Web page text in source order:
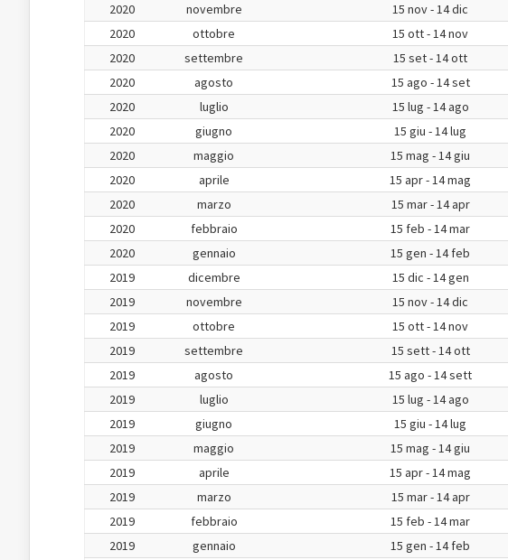
2020
novembre 15 nov - 14 dic
2020
ottobre 15 ott - 14 nov
2020
settembre 15 set - 14 ott
2020
agosto 15 ago - 14 set
2020
luglio 15 lug - 14 ago
2020
giugno 15 giu - 14 lug
2020
maggio 15 mag - 14 giu
2020
aprile 15 apr - 14 mag
2020
marzo 15 mar - 14 apr
2020
febbraio 15 feb - 14 mar
2020
gennaio 15 gen - 14 feb
2019
dicembre 15 dic - 14 gen
2019
novembre 15 nov - 14 dic
2019
ottobre 15 ott - 14 nov
2019
settembre 15 sett - 14 ott
2019
agosto 15 ago - 14 sett
2019
luglio 15 lug - 14 ago
2019
giugno 15 giu - 14 lug
2019
maggio 15 mag - 14 giu
2019
aprile 15 apr - 14 mag
2019
marzo 15 mar - 14 apr
2019
febbraio 15 feb - 14 mar
2019
gennaio 15 gen - 14 feb